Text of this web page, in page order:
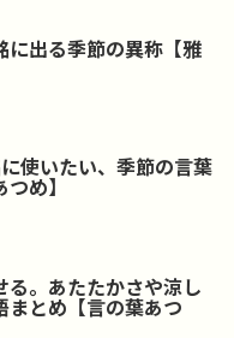
に出る季節の異称【雅
使いたい、季節の言葉
め】
る。あたたかさや涼し
まとめ【言の葉あつ